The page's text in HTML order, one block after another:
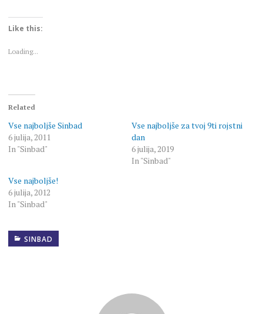
Twitter
(Opens
in
Like this:
Loading...
Related
Vse najboljše Sinbad
6 julija, 2011
In "Sinbad"
Vse najboljše za tvoj 9ti rojstni
dan
6 julija, 2019
In "Sinbad"
Vse najboljše!
6 julija, 2012
In "Sinbad"
SINBAD